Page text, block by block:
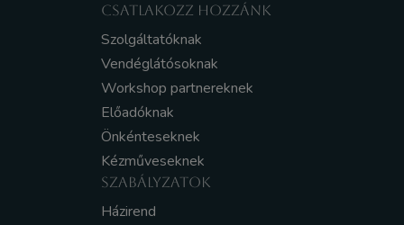
CSATLAKOZZ HOZZÁNK
Szolgáltatóknak
Vendéglátósoknak
Workshop partnereknek
Előadóknak
Önkénteseknek
Kézműveseknek
SZABÁLYZATOK
Házirend